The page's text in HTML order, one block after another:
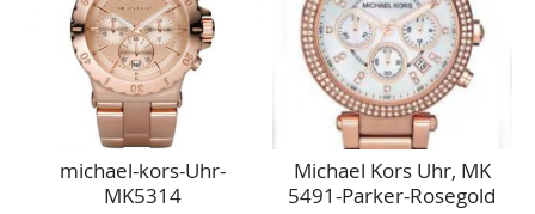
michael-kors-Uhr-
MK5314
Michael Kors Uhr, MK
5491-Parker-Rosegold